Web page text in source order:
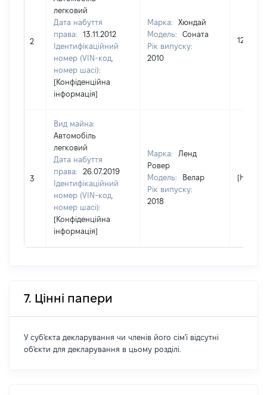
2
легковий
Дата набуття
права:
13.11.2012
Ідентифікаційний
номер (VIN-код,
номер шасі):
[Конфіденційна
інформація]
Марка:
Хюндай
Модель:
Соната
Рік випуску:
2010
125000
3
Вид майна:
Автомобіль
легковий
Дата набуття
права:
26.07.2019
Ідентифікаційний
номер (VIN-код,
номер шасі):
[Конфіденційна
інформація]
Марка:
Ленд
Ровер
Модель:
Велар
Рік випуску:
2018
[Не
7. Цінні папери
У суб'єкта декларування чи членів його сім'ї відсутні
об'єкти для декларування в цьому розділі.